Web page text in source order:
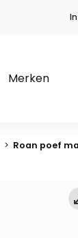
Merken
> Roan poef